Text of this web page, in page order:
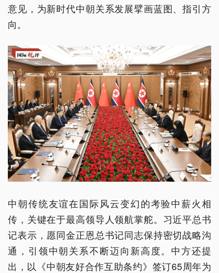
意见，为新时代中朝关系发展擘画蓝图、指引方
向。
中朝传统友谊在国际风云变幻的考验中薪火相
传，关键在于最高领导人领航掌舵。习近平总书
记表示，愿同金正恩总书记同志保持密切战略沟
通，引领中朝关系不断迈向新高度。中方还提
出，以《中朝友好合作互助条约》签订65周年为